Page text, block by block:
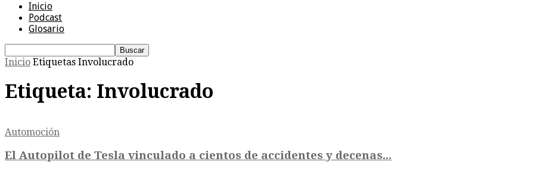
Inicio
Podcast
Glosario
Inicio Etiquetas Involucrado
Etiqueta: Involucrado
Automoción
El Autopilot de Tesla vinculado a cientos de accidentes y decenas...